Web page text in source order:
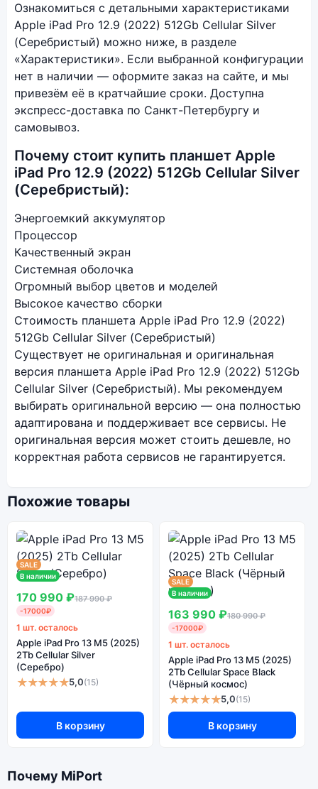
Ознакомиться с детальными характеристиками
Apple iPad Pro 12.9 (2022) 512Gb Cellular Silver
(Серебристый) можно ниже, в разделе
«Характеристики». Если выбранной конфигурации
нет в наличии — оформите заказ на сайте, и мы
привезём её в кратчайшие сроки. Доступна
экспресс-доставка по Санкт-Петербургу и
самовывоз.
Почему стоит купить планшет Apple
iPad Pro 12.9 (2022) 512Gb Cellular Silver
(Серебристый):
Энергоемкий аккумулятор
Процессор
Качественный экран
Системная оболочка
Огромный выбор цветов и моделей
Высокое качество сборки
Стоимость планшета Apple iPad Pro 12.9 (2022)
512Gb Cellular Silver (Серебристый)
Существует не оригинальная и оригинальная
версия планшета Apple iPad Pro 12.9 (2022) 512Gb
Cellular Silver (Серебристый). Мы рекомендуем
выбирать оригинальной версию — она полностью
адаптирована и поддерживает все сервисы. Не
оригинальная версия может стоить дешевле, но
корректная работа сервисов не гарантируется.
Похожие товары
SALE
В наличии
170 990 ₽187 990 ₽
-17000₽
1 шт. осталось
Apple iPad Pro 13 M5 (2025)
2Tb Cellular Silver
(Серебро)
★★★★★5,0(15)
В корзину
SALE
В наличии
163 990 ₽180 990 ₽
-17000₽
1 шт. осталось
Apple iPad Pro 13 M5 (2025)
2Tb Cellular Space Black
(Чёрный космос)
★★★★★5,0(15)
В корзину
Почему MiPort